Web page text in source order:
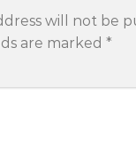
will not be
are marked *